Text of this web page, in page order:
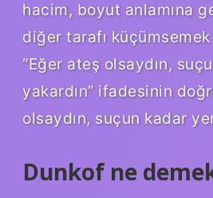
hacim, boyut anlamına
diğer tarafı
“Eğer ateş olsaydın,
yakardın” ifadesinin
olsaydın, suçun kadar
Dunkof ne